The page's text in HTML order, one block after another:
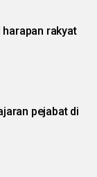
rakyat
pejabat di